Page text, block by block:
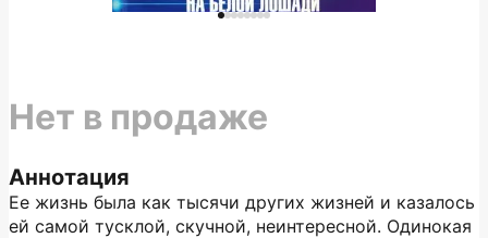
Аннотация
Ее жизнь была как тысячи других жизней и казалось
ей самой тусклой, скучной, неинтересной. Одинокая
Нет в продаже